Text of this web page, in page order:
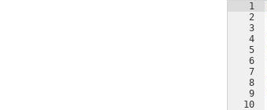
1
2
3
4
5
6
7
8
9
10